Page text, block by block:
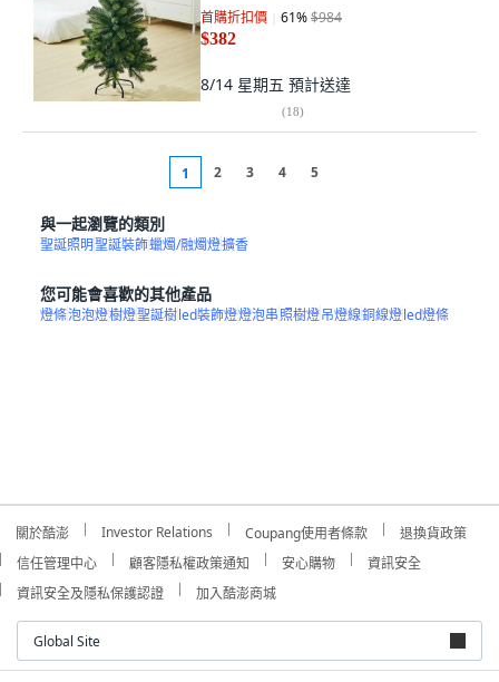
首購折扣價 61%$984
$382
8/14 星期五 預計送達
(18)
1 2 3 4 5
與一起瀏覽的類別
聖誕照明聖誕裝飾蠟燭/融燭燈擴香
您可能會喜歡的其他產品
燈條泡泡燈樹燈聖誕樹led裝飾燈燈泡串照樹燈吊燈線銅線燈led燈條
關於酷澎 Investor Relations Coupang使用者條款
退換貨政策
信任管理中心
顧客隱私權政策通知 安心購物
資訊安全
資訊安全及隱私保護認證
加入酷澎商城
Global Site